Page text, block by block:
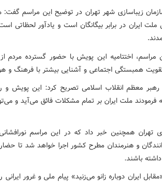
زیباسازی شهر تهران در توضیح این مراسم گفت:
ملت ایران در برابر بیگانگان است و یادآور لحظاتی
اختتامیه این پویش با حضور گسترده مردم
همبستگی اجتماعی و آشنایی بیشتر با فرهنگ و
رهبر معظم انقلاب اسلامی تصریح کرد: این پویش و
ملت ایران بر تمام مشکلات فائق می‌آید و
تهران همچنین خبر داد که در این مراسم
و هنرمندان مطرح کشور اجرا خواهد شد تا
باشند.
ایران دوباره زانو می‌زنید» پیام ملی و غرور